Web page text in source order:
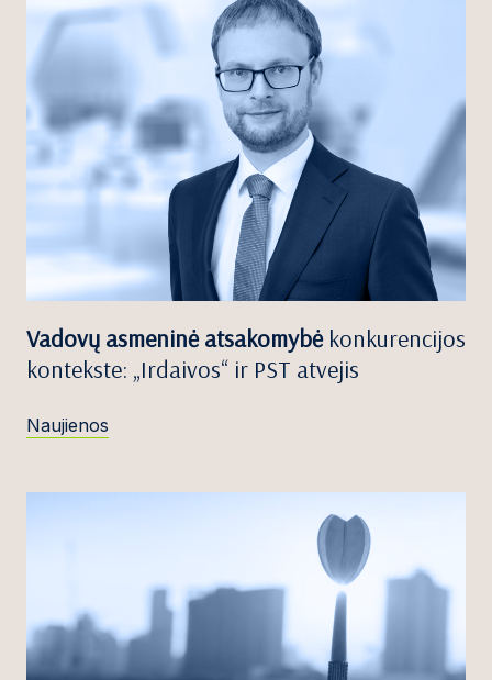
Vadovų asmeninė atsakomybėkonkurencijos
kontekste: „Irdaivos“ ir PST atvejis
Naujienos